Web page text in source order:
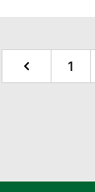
1